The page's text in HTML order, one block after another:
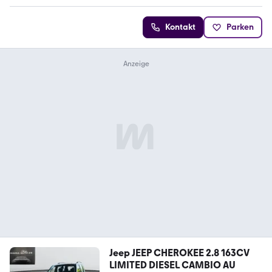
Kontakt Parken
Jeep JEEP CHEROKEE 2.8 163CV
LIMITED DIESEL CAMBIO AU